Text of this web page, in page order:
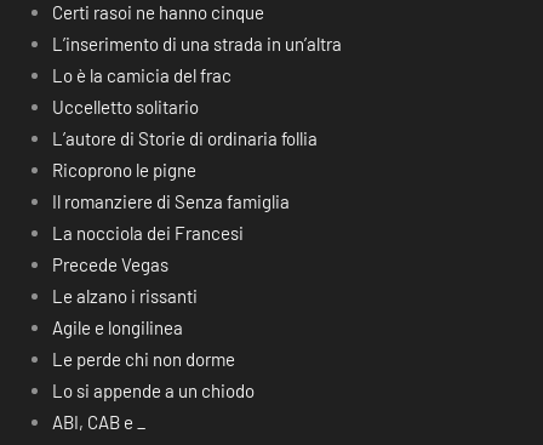
Certi rasoi ne hanno cinque
L’inserimento di una strada in un’altra
Lo è la camicia del frac
Uccelletto solitario
L’autore di Storie di ordinaria follia
Ricoprono le pigne
Il romanziere di Senza famiglia
La nocciola dei Francesi
Precede Vegas
Le alzano i rissanti
Agile e longilinea
Le perde chi non dorme
Lo si appende a un chiodo
ABI, CAB e _